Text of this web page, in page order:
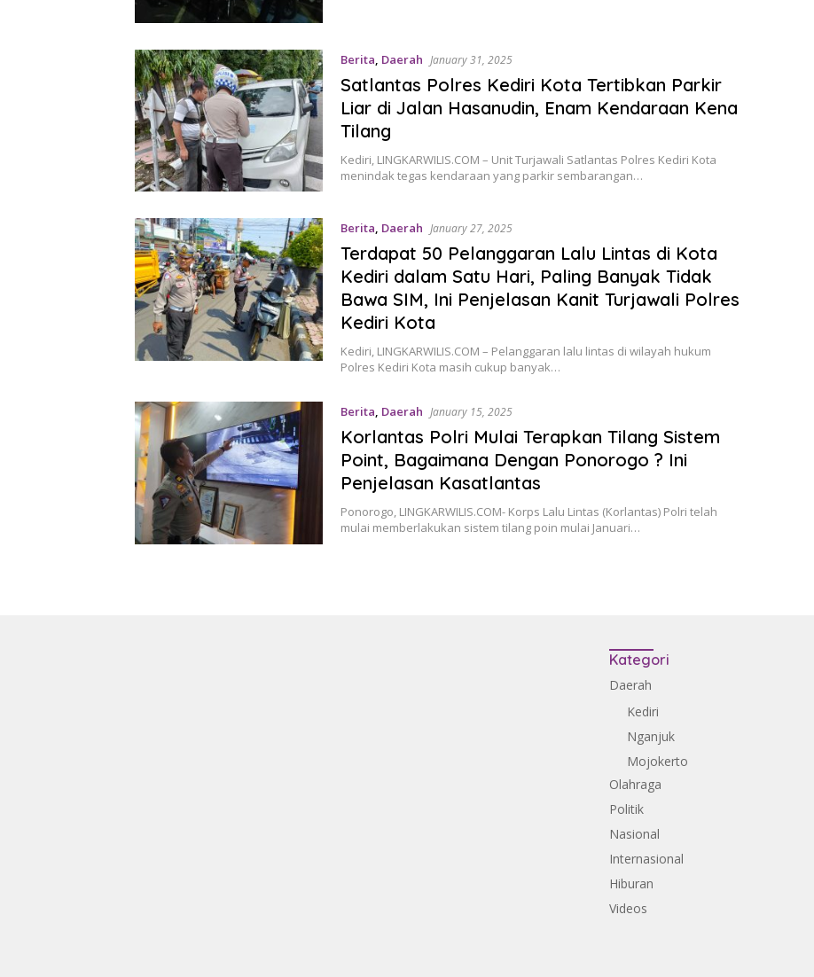
Berita Daerah January 31, 2025
Satlantas Polres Kediri Kota Tertibkan Parkir
Liar di Jalan Hasanudin, Enam Kendaraan Kena
Tilang
Kediri, LINGKARWILIS.COM – Unit Turjawali Satlantas Polres Kediri Kota
menindak tegas kendaraan yang parkir sembarangan…
Berita, Daerah January 27, 2025
Terdapat 50 Pelanggaran Lalu Lintas di Kota
Kediri dalam Satu Hari, Paling Banyak Tidak
Bawa SIM, Ini Penjelasan Kanit Turjawali Polres
Kediri Kota
Kediri, LINGKARWILIS.COM – Pelanggaran lalu lintas di wilayah hukum
Polres Kediri Kota masih cukup banyak…
Berita, Daerah January 15, 2025
Korlantas Polri Mulai Terapkan Tilang Sistem
Point, Bagaimana Dengan Ponorogo ? Ini
Penjelasan Kasatlantas
Ponorogo, LINGKARWILIS.COM- Korps Lalu Lintas (Korlantas) Polri telah
mulai memberlakukan sistem tilang poin mulai Januari…
Kategori
Daerah
Kediri
Nganjuk
Mojokerto
Olahraga
Politik
Nasional
Internasional
Hiburan
Videos